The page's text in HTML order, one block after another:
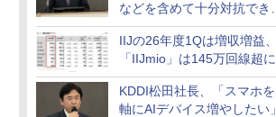
などを含めて十分対抗でき
る」
IIJの26年度1Qは増収増益、
「IIJmio」は145万回線超に
KDDI松田社長、「スマホを
軸にAIデバイス増やしたい」